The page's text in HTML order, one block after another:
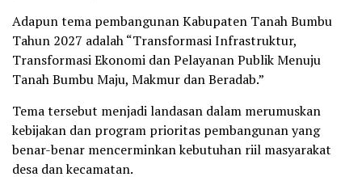
Adapun tema pembangunan Kabupaten Tanah Bumbu
Tahun 2027 adalah “Transformasi Infrastruktur,
Transformasi Ekonomi dan Pelayanan Publik Menuju
Tanah Bumbu Maju, Makmur dan Beradab.”
Tema tersebut menjadi landasan dalam merumuskan
kebijakan dan program prioritas pembangunan yang
benar-benar mencerminkan kebutuhan riil masyarakat
desa dan kecamatan.